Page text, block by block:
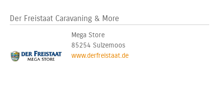
Der Freistaat Caravaning & More
Mega Store
85254 Sulzemoos
www.derfreistaat.de